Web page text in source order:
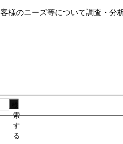
様のニーズ等について調査・
索
す
る